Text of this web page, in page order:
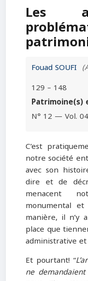
Les
Fouad SOUFI
129 – 148
Patrimoine(s)
N° 12 — Vol.
C’est
notre société
avec son
dire et de
menacent
monumental
manière, il n’y
place que
administrative
Et pourtant! “
ne